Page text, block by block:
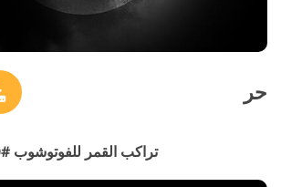
حر
تراكب القمر للفوتوشوب #10 "Deep Silver"